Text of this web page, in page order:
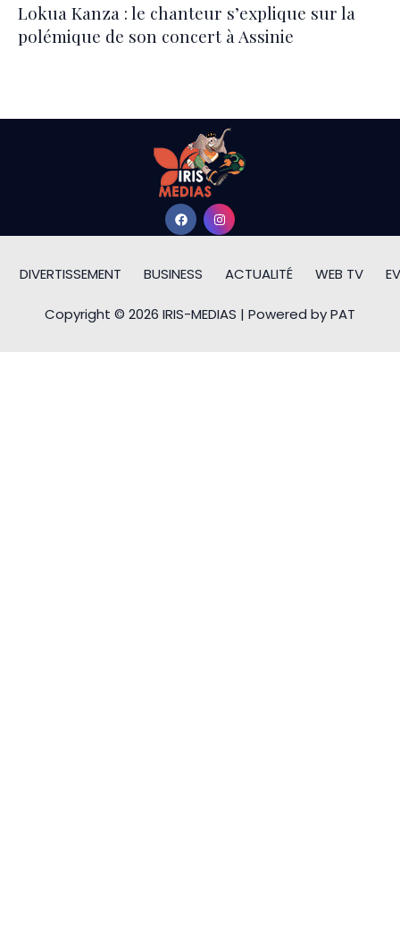
Lokua Kanza : le chanteur s’explique sur la
polémique de son concert à Assinie
DIVERTISSEMENT BUSINESS ACTUALITÉ WEB TV
Copyright © 2026 IRIS-MEDIAS | Powered by PAT